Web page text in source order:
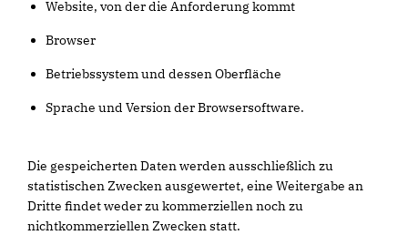
Website, von der die Anforderung kommt
Browser
Betriebssystem und dessen Oberfläche
Sprache und Version der Browsersoftware.
Die gespeicherten Daten werden ausschließlich zu
statistischen Zwecken ausgewertet, eine Weitergabe an
Dritte findet weder zu kommerziellen noch zu
nichtkommerziellen Zwecken statt.